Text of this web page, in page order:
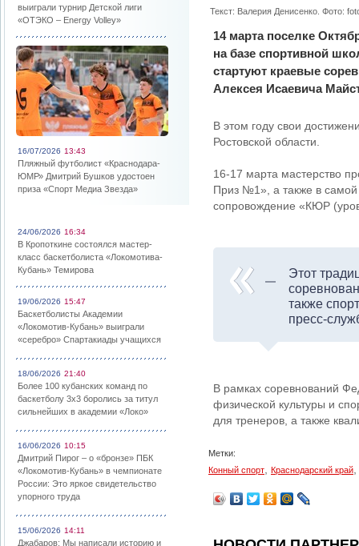
выиграли турнир Детской лиги
«ОТЭКО – Energy Volley»
16/07/2026 13:43
Пляжный футболист «Краснодара-
ЮМР» Дмитрий Бушков удостоен
приза «Спорт Медиа Звезда»
24/06/2026 16:34
В Кропоткине состоялся мастер-
класс баскетболиста «Локомотива-
Кубань» Темирова
19/06/2026 15:47
Баскетболисты Академии
«Локомотив-Кубань» выиграли
«серебро» Спартакиады учащихся
18/06/2026 21:40
Более 100 кубанских команд по
баскетболу 3х3 боролись за титул
сильнейших в академии «Локо»
16/06/2026 10:15
Дмитрий Пирог – о «бронзе» ПБК
«Локомотив-Кубань» в чемпионате
России: Это яркое свидетельство
упорного труда
15/06/2026 14:11
Джабаров: Мы написали историю и
Текст: Валерия Денисенко. Фото:
14 марта поселке
на базе спортивной
стартуют краевые
Алексея Исаевича
В этом году свои
Ростовской области.
16-17 марта мастерство
Приз №1», а также в
сопровождение «КЮР
Этот
также
пресс-
В рамках соревнований
физической культуры и
для тренеров, а также
Метки:
Конный спорт
Краснодарский край